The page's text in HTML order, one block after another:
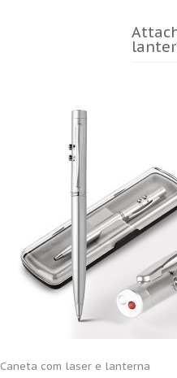
Caneta com laser e lanterna